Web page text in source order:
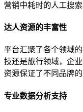
营销中耗时的人工搜
达人资源的丰富性
平台汇聚了各个领域
技还是旅行领域，企
资源保证了不同品牌
专业数据分析支持